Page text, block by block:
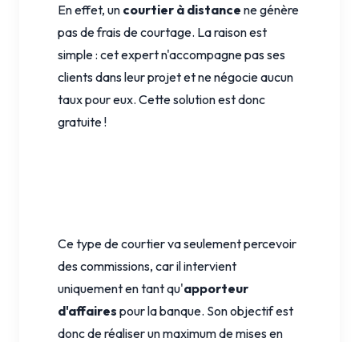
En effet, un courtier à distance ne génère
pas de frais de courtage. La raison est
simple : cet expert n'accompagne pas ses
clients dans leur projet et ne négocie aucun
taux pour eux. Cette solution est donc
gratuite !
Ce type de courtier va seulement percevoir
des commissions, car il intervient
uniquement en tant qu'apporteur
d'affaires pour la banque. Son objectif est
donc de réaliser un maximum de mises en